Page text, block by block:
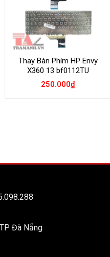
Thay Bàn Phím HP Envy
X360 13 bf0112TU
250.000₫
Đà Nẵng